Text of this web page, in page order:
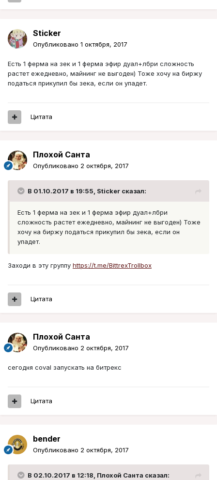
Sticker
Опубликовано 1 октября, 2017
Есть 1 ферма на зек и 1 ферма эфир дуал+лбри сложность
растет ежедневно, майнинг не выгоден) Тоже хочу на биржу
податься прикупил бы зека, если он упадет.
Цитата
Плохой Санта
Опубликовано 2 октября, 2017
В 01.10.2017 в 19:55, Sticker сказал:
Есть 1 ферма на зек и 1 ферма эфир дуал+лбри
сложность растет ежедневно, майнинг не выгоден) Тоже
хочу на биржу податься прикупил бы зека, если он
упадет.
Заходи в эту группу https://t.me/BittrexTrollbox
Цитата
Плохой Санта
Опубликовано 2 октября, 2017
сегодня coval запускать на битрекс
Цитата
bender
Опубликовано 2 октября, 2017
В 02.10.2017 в 12:18, Плохой Санта сказал: